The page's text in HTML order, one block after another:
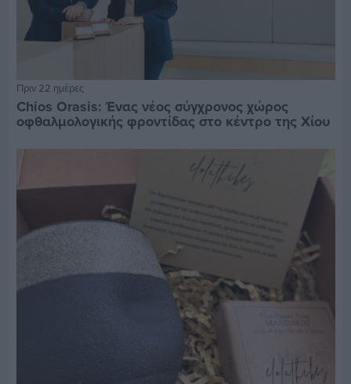
Πριν 22 ημέρες
Chios Orasis: Ένας νέος σύγχρονος χώρος
οφθαλμολογικής φροντίδας στο κέντρο της Χίου